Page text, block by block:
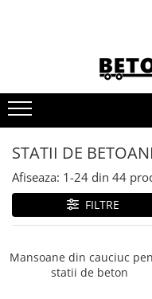
AUTOBETONIERE STETTER
AUTOBETONIERE LIEBHERR
AUTOBETONIERE CIFA
AUTOBETONIERE KARENA
AUTOBETONIERE
AUTOBETONIERE
STATII DE
Afiseaza: 1-24 din 44
FILTRE
Mansoane din cauciuc pentru
statii de beton